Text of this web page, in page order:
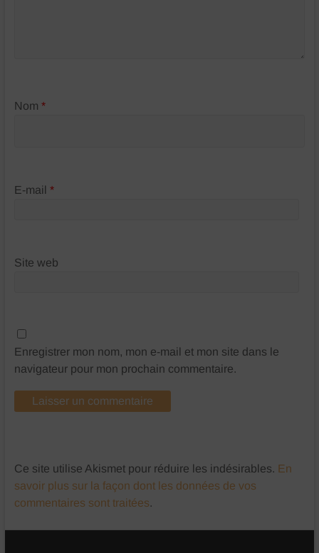
Nom *
E-mail *
Site web
Enregistrer mon nom, mon e-mail et mon site dans le
navigateur pour mon prochain commentaire.
Ce site utilise Akismet pour réduire les indésirables. En
savoir plus sur la façon dont les données de vos
commentaires sont traitées.